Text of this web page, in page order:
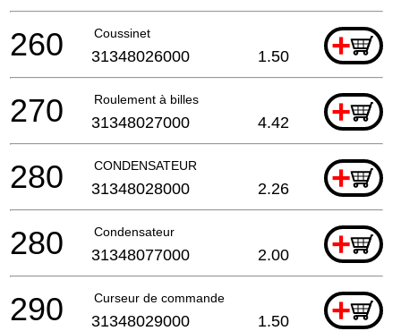
Coussinet +
260 31348026000 1.50
Roulement à billes +
270 31348027000 4.42
CONDENSATEUR +
280 31348028000 2.26
Condensateur +
280 31348077000 2.00
Curseur de commande +
290 31348029000 1.50